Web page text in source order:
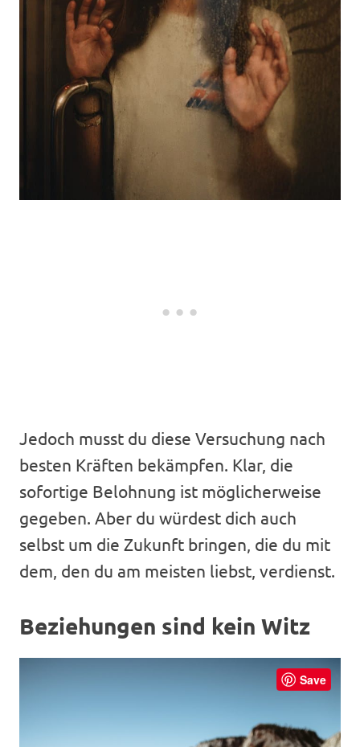
Jedoch musst du diese Versuchung nach
besten Kräften bekämpfen. Klar, die
sofortige Belohnung ist möglicherweise
gegeben. Aber du würdest dich auch
selbst um die Zukunft bringen, die du mit
dem, den du am meisten liebst, verdienst.
Beziehungen sind kein Witz
Save